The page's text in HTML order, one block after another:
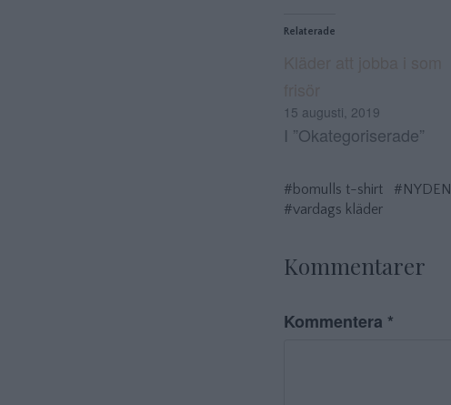
Relaterade
15 augusti, 2019
I ”Okategoriserade”
#bomulls t-shirt #NYDEN
#vardags kläder
Kommentarer
Kommentera *